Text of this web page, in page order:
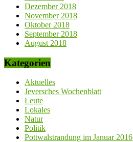
Dezember 2018
November 2018
Oktober 2018
September 2018
August 2018
Kategorien
Aktuelles
Jeversches Wochenblatt
Leute
Lokales
Natur
Politik
Pottwalstrandung im Januar 2016